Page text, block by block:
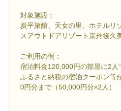
対象施設：
炭平旅館、天女の里、ホテルリ
スアウトドアリゾート京丹後久
ご利用の例：
宿泊料金120,000円の部屋に2人
ふるさと納税の宿泊クーポン等
0円分まで（50,000円分×2人）